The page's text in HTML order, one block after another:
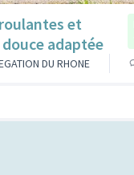
et
adaptée
DU RHONE